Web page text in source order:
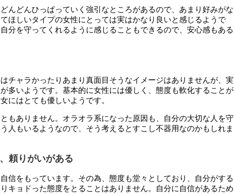
んどんひっぱっていく強引なところがあるので、あまり好みがな
ほしいタイプの女性にとっては実はかなり良いと感じるようで
分を守ってくれるように感じることもできるので、安心感もある
チャラかったりあまり真面目そうなイメージはありませんが、実
多いようです。基本的に女性には優しく、態度も軟化することが
にはとても優しいようです。
もありません。オラオラ系になった原因も、自分の大切な人を守
人もいるようなので、そう考えるとすこし不器用なのかもしれま
頼りがいがある
信をもっています。その為、態度も堂々としており、自分がする
キョドった態度をとることはありません。自分に自信があるため